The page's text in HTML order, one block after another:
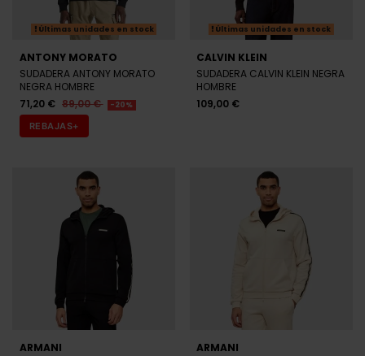
Últimas unidades en stock
ANTONY MORATO
SUDADERA ANTONY MORATO
NEGRA HOMBRE
71,20 € 89,00 € -20%
REBAJAS+
Últimas unidades en stock
CALVIN KLEIN
SUDADERA CALVIN KLEIN NEGRA
HOMBRE
109,00 €
ARMANI
ARMANI